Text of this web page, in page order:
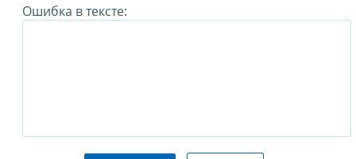
Ошибка в тексте: